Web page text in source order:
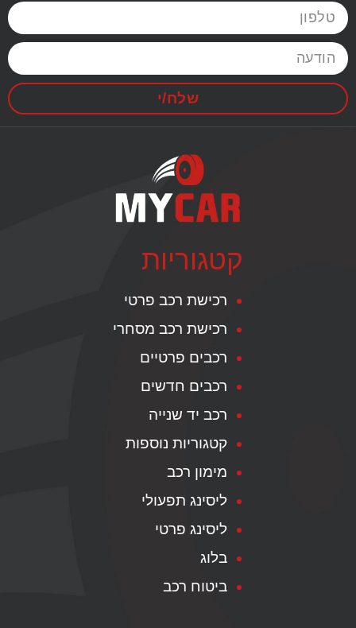
שלח/י
קטגוריות
רכישת רכב פרטי
רכישת רכב מסחרי
רכבים פרטיים
רכבים חדשים
רכב יד שנייה
קטגוריות נוספות
מימון רכב
ליסינג תפעולי
ליסינג פרטי
בלוג
ביטוח רכב